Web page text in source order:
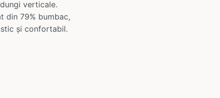
verticale.
din 79% bumbac,
și confortabil.